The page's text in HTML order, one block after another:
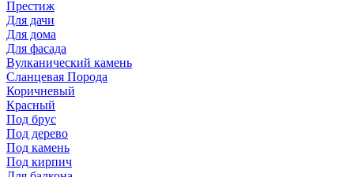
Престиж
Для дачи
Для дома
Для фасада
Вулканический камень
Сланцевая Порода
Коричневый
Красный
Под брус
Под дерево
Под камень
Под кирпич